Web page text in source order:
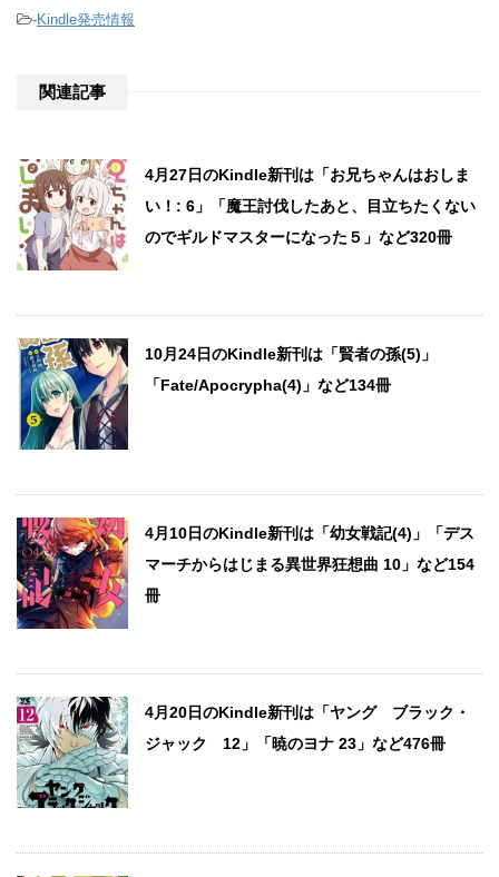
-Kindle発売情報
関連記事
4月27日のKindle新刊は「お兄ちゃんはおしま
い！: 6」「魔王討伐したあと、目立ちたくない
のでギルドマスターになった５」など320冊
10月24日のKindle新刊は「賢者の孫(5)」
「Fate/Apocrypha(4)」など134冊
4月10日のKindle新刊は「幼女戦記(4)」「デス
マーチからはじまる異世界狂想曲 10」など154
冊
4月20日のKindle新刊は「ヤング ブラック・
ジャック 12」「暁のヨナ 23」など476冊